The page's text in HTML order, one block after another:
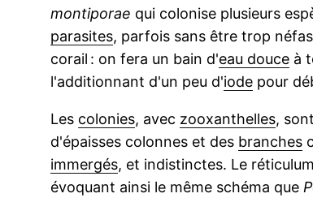
montiporae qui colonise plusieurs
parasites, parfois sans être trop
corail : on fera un bain d'eau douce à
l'additionnant d'un peu d'iode pour
Les colonies, avec zooxanthelles,
d'épaisses colonnes et des branches
immergés, et indistinctes. Le
évoquant ainsi le même schéma que